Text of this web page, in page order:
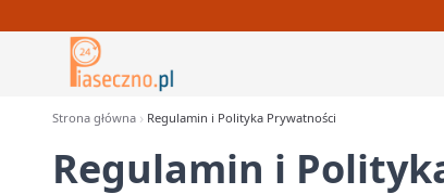
Strona główna Regulamin i Polityka Prywatności
Regulamin i